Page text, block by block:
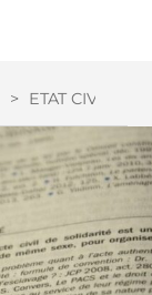
> ETAT CIVIL